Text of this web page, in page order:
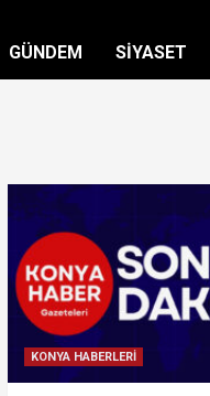
GÜNDEM SİYASET
KONYA HABERLERİ